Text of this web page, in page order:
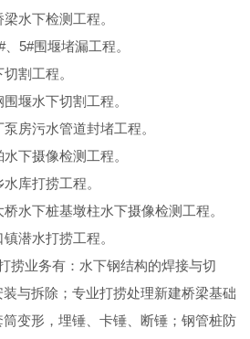
水下检测工程。
5#围堰堵漏工程。
割工程。
堰水下切割工程。
房污水管道封堵工程。
下摄像检测工程。
库打捞工程。
水下桩基墩柱水下摄像检测工程。
潜水打捞工程。
捞业务有：水下钢结构的焊接与切
与拆除；专业打捞处理新建桥梁基础
变形，埋锤、卡锤、断锤；钢管桩防